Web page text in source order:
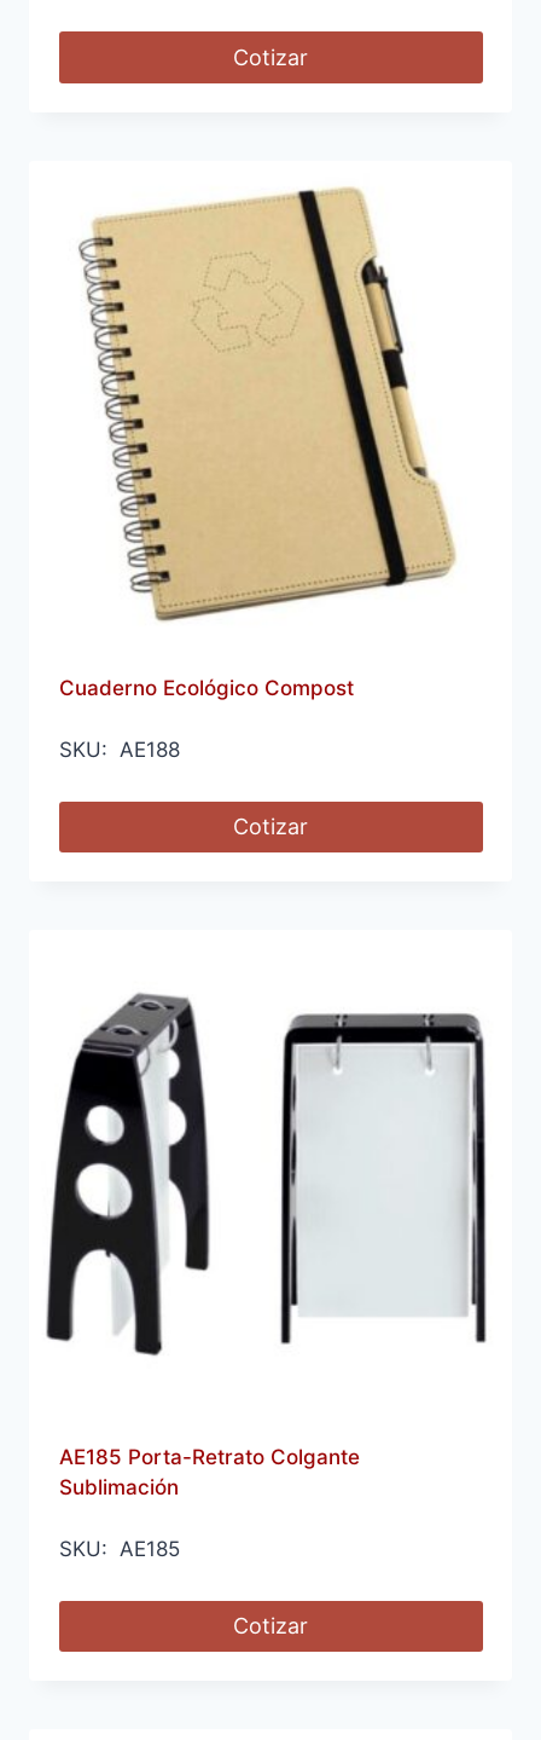
Cotizar
Cuaderno Ecológico Compost
SKU: AE188
Cotizar
AE185 Porta-Retrato Colgante
Sublimación
SKU: AE185
Cotizar